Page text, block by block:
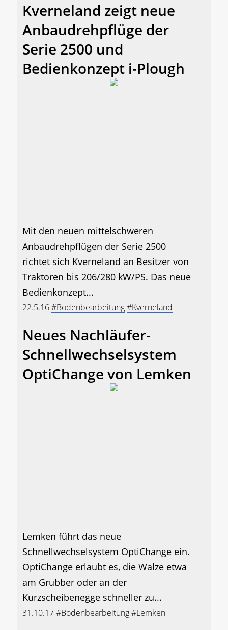
Kverneland zeigt neue
Anbaudrehpflüge der
Serie 2500 und
Bedienkonzept i-Plough
Mit den neuen mittelschweren
Anbaudrehpflügen der Serie 2500
richtet sich Kverneland an Besitzer von
Traktoren bis 206/280 kW/PS. Das neue
Bedienkonzept...
22.5.16#Bodenbearbeitung#Kverneland
Neues Nachläufer-
Schnellwechselsystem
OptiChange von Lemken
Lemken führt das neue
Schnellwechselsystem OptiChange ein.
OptiChange erlaubt es, die Walze etwa
am Grubber oder an der
Kurzscheibenegge schneller zu...
31.10.17#Bodenbearbeitung#Lemken